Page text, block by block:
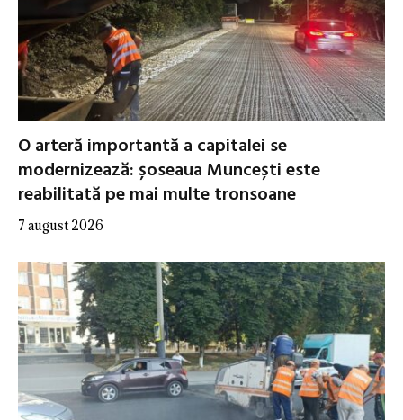
O arteră importantă a capitalei se
modernizează: șoseaua Muncești este
reabilitată pe mai multe tronsoane
7 august 2026